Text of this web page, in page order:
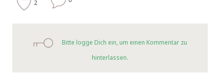
2
Bitte logge Dich ein, um einen Kommentar zu
hinterlassen.